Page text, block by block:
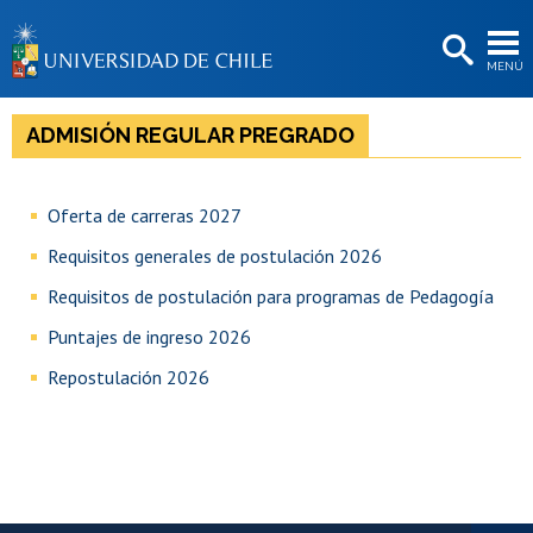
MENÚ
BIBLIOTECAS
LA UNIVERSIDAD
Estudiantes
Académicas/os
ADMISIÓN REGULAR PREGRADO
Oferta de carreras 2027
Requisitos generales de postulación 2026
Requisitos de postulación para programas de Pedagogía
Puntajes de ingreso 2026
Repostulación 2026